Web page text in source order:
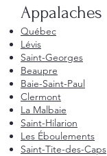
Appalaches
Québec
Lévis
Saint-Georges
Beaupre
Baie-Saint-Paul
Clermont
La Malbaie
Saint-Hilarion
Les Éboulements
Saint-Tite-des-Caps